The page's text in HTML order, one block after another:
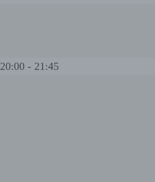
20:00 - 21:45